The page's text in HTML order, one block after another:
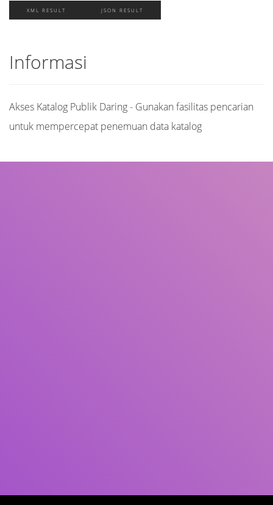
XML RESULT JSON RESULT
Informasi
Akses Katalog Publik Daring - Gunakan fasilitas pencarian
untuk mempercepat penemuan data katalog